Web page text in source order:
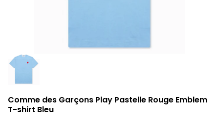
Comme des Garçons Play Pastelle Rouge Emblem
T-shirt Bleu